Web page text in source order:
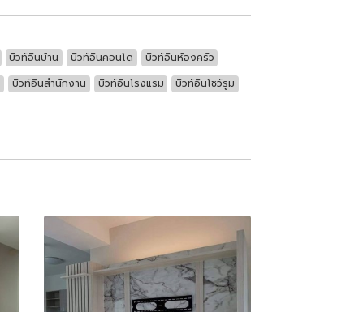
บิวท์อินบ้าน บิวท์อินคอนโด
บิวท์อินห้องครัว
บิวท์อินสำนักงาน บิวท์อินโรงแรม
บิวท์อินโชว์รูม